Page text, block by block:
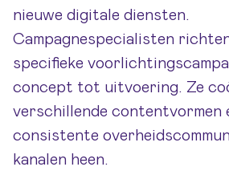
nieuwe digitale diensten.
Campagnespecialisten
specifieke
concept tot uitvoering. Ze
verschillende contentvormen
consistente
kanalen heen.